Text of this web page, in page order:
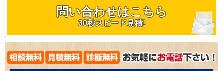
問い合わせはこちら
30秒スピード見積!